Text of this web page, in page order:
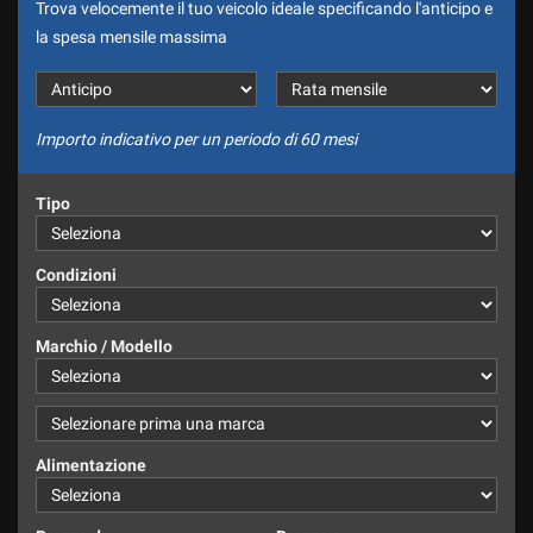
I NOSTRI SERVIZI
INTEGRATIVI
COMPRIAMO IL TUO USATO
ESTEMOTOR ,UFFICIALE
RENAULT DACIA
CONTATTACI
RECENSIONI
NEWS
Trova velocemente il tuo veicolo ideale specificando l'anticipo e
la spesa mensile massima
Importo indicativo per un periodo di 60 mesi
Tipo
Condizioni
Marchio / Modello
Alimentazione
tracciamento
che
offrire
funzionalità
e
svolgere
le
attività
di
seguito
descritte.
Per
ottenere
maggiori
informazioni
sull'utilità
sul
funzionamento